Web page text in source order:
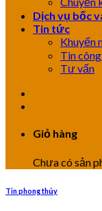
Dịch vụ bốc
Tin tức
Khuyến
Tin
Tư vấn
Giỏ hàng
Chưa có sản
Tin phong thủy